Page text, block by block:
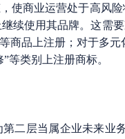
使商业运营处于高风
续使用其品牌。这需
商品上注册；对于多
等类别上注册商标。
层当属企业未来业